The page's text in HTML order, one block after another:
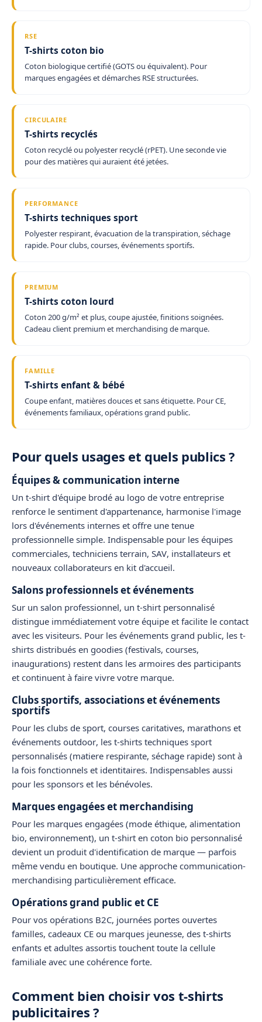
RSE
T-shirts coton bio
Coton biologique certifié (GOTS ou équivalent). Pour
marques engagées et démarches RSE structurées.
CIRCULAIRE
T-shirts recyclés
Coton recyclé ou polyester recyclé (rPET). Une seconde vie
pour des matières qui auraient été jetées.
PERFORMANCE
T-shirts techniques sport
Polyester respirant, évacuation de la transpiration, séchage
rapide. Pour clubs, courses, événements sportifs.
PREMIUM
T-shirts coton lourd
Coton 200 g/m² et plus, coupe ajustée, finitions soignées.
Cadeau client premium et merchandising de marque.
FAMILLE
T-shirts enfant & bébé
Coupe enfant, matières douces et sans étiquette. Pour CE,
événements familiaux, opérations grand public.
Pour quels usages et quels publics ?
Équipes & communication interne
Un t-shirt d'équipe brodé au logo de votre entreprise
renforce le sentiment d'appartenance, harmonise l'image
lors d'événements internes et offre une tenue
professionnelle simple. Indispensable pour les équipes
commerciales, techniciens terrain, SAV, installateurs et
nouveaux collaborateurs en kit d'accueil.
Salons professionnels et événements
Sur un salon professionnel, un t-shirt personnalisé
distingue immédiatement votre équipe et facilite le contact
avec les visiteurs. Pour les événements grand public, les t-
shirts distribués en goodies (festivals, courses,
inaugurations) restent dans les armoires des participants
et continuent à faire vivre votre marque.
Clubs sportifs, associations et événements
sportifs
Pour les clubs de sport, courses caritatives, marathons et
événements outdoor, les t-shirts techniques sport
personnalisés (matiere respirante, séchage rapide) sont à
la fois fonctionnels et identitaires. Indispensables aussi
pour les sponsors et les bénévoles.
Marques engagées et merchandising
Pour les marques engagées (mode éthique, alimentation
bio, environnement), un t-shirt en coton bio personnalisé
devient un produit d'identification de marque — parfois
même vendu en boutique. Une approche communication-
merchandising particulièrement efficace.
Opérations grand public et CE
Pour vos opérations B2C, journées portes ouvertes
familles, cadeaux CE ou marques jeunesse, des t-shirts
enfants et adultes assortis touchent toute la cellule
familiale avec une cohérence forte.
Comment bien choisir vos t-shirts
publicitaires ?